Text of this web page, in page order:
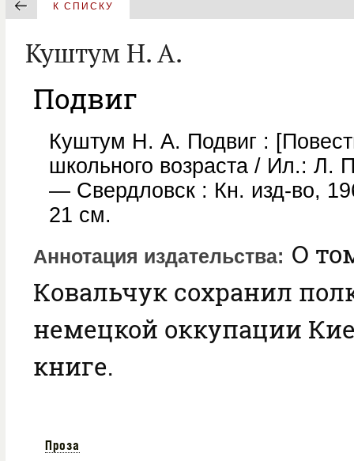
К СПИСКУ
Куштум Н. А.
Подвиг
Куштум Н. А. Подвиг :
школьного возраста / Ил.: Л.
— Свердловск : Кн. изд-во,
21 см.
Аннотация издательства
О
Ковальчук сохранил
немецкой оккупации
книге.
Проза